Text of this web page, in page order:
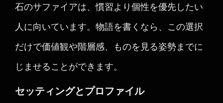
石のサファイアは、慣習より個性を優先したい
人に向いています。物語を書くなら、この選択
だけで価値観や階層感、ものを見る姿勢までに
じませることができます。
セッティングとプロファイル